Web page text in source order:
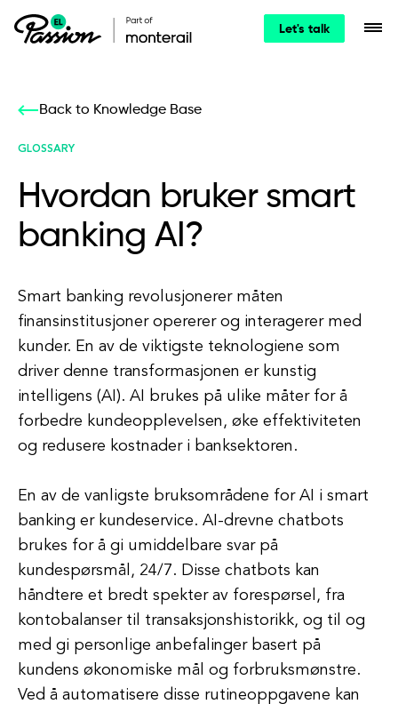
Let's talk
Back to Knowledge Base
GLOSSARY
Hvordan bruker smart
banking AI?
Smart banking revolusjonerer måten
finansinstitusjoner opererer og interagerer med
kunder. En av de viktigste teknologiene som
driver denne transformasjonen er kunstig
intelligens (AI). AI brukes på ulike måter for å
forbedre kundeopplevelsen, øke effektiviteten
og redusere kostnader i banksektoren.
En av de vanligste bruksområdene for AI i smart
banking er kundeservice. AI-drevne chatbots
brukes for å gi umiddelbare svar på
kundespørsmål, 24/7. Disse chatbots kan
håndtere et bredt spekter av forespørsel, fra
kontobalanser til transaksjonshistorikk, og til og
med gi personlige anbefalinger basert på
kundens økonomiske mål og forbruksmønstre.
Ved å automatisere disse rutineoppgavene kan